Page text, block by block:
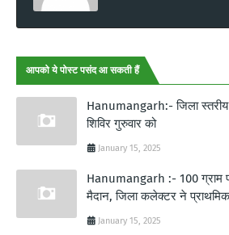
आपको ये पोस्ट पसंद आ सकती हैं
Hanumangarh:- जिला
शिविर गुरुवार को
January 15, 2025
Hanumangarh :- 100 ग्राम
मैदान, जिला कलेक्टर ने
January 15, 2025